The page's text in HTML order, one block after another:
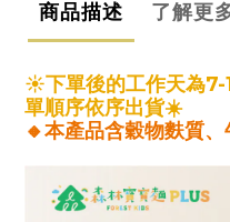
商品描述 了解更
☀️下單後的工作天為7-
單順序依序出貨☀️
🔸本產品含穀物麩質